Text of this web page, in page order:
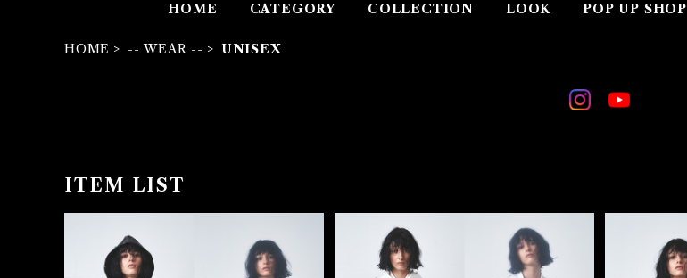
HOME CATEGORY COLLECTION LOOK POP UP SHOP
HOME -- WEAR -- UNISEX
ITEM LIST